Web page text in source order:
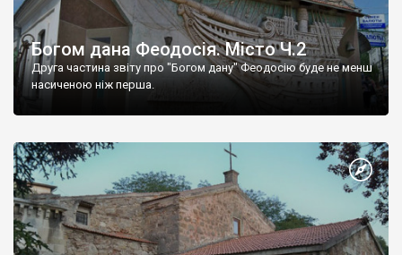
Богом дана Феодосія. Місто Ч.2
Друга частина звіту про "Богом дану" Феодосію буде не менш
насиченою ніж перша.